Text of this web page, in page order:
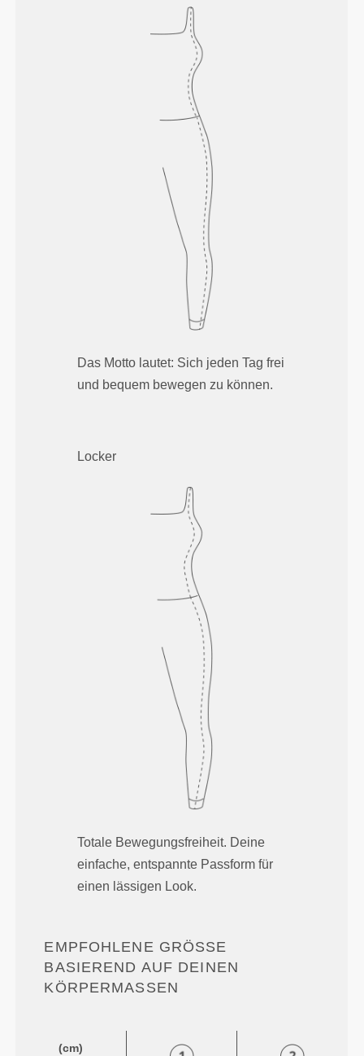
Das Motto lautet: Sich jeden Tag frei
und bequem bewegen zu können.
Locker
Totale Bewegungsfreiheit. Deine
einfache, entspannte Passform für
einen lässigen Look.
EMPFOHLENE GRÖSSE B
ASIEREND AUF DEINEN K
ÖRPERMASSEN
(cm)